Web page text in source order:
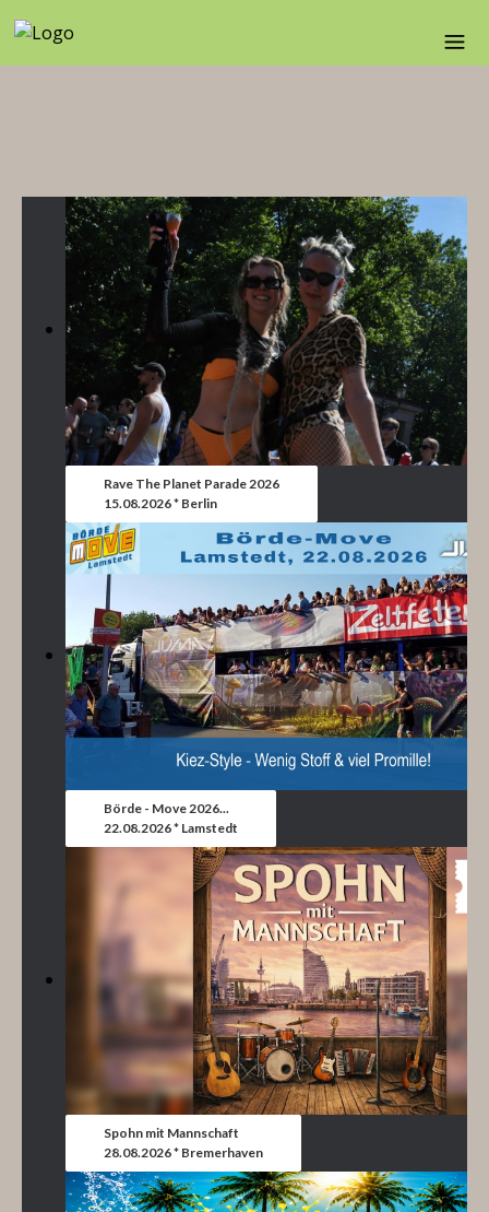
Rave The Planet Parade 2026
15.08.2026 * Berlin
Börde - Move 2026...
22.08.2026 * Lamstedt
Spohn mit Mannschaft
28.08.2026 * Bremerhaven